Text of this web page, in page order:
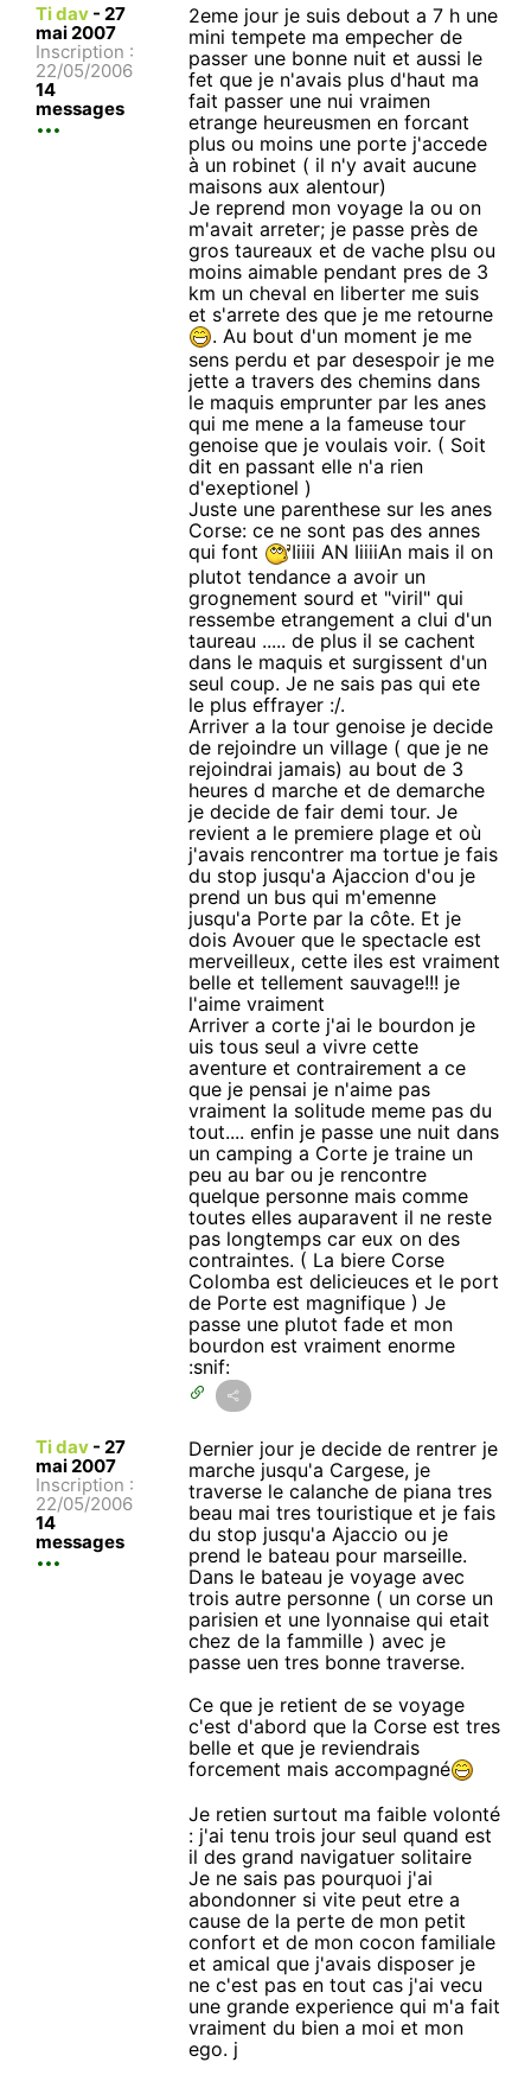
Ti dav - 27
mai 2007
Inscription :
22/05/2006
14
messages
2eme jour je suis debout a 7 h une
mini tempete ma empecher de
passer une bonne nuit et aussi le
fet que je n'avais plus d'haut ma
fait passer une nui vraimen
etrange heureusmen en forcant
plus ou moins une porte j'accede
à un robinet ( il n'y avait aucune
maisons aux alentour)
Je reprend mon voyage la ou on
m'avait arreter; je passe près de
gros taureaux et de vache plsu ou
moins aimable pendant pres de 3
km un cheval en liberter me suis
et s'arrete des que je me retourne
. Au bout d'un moment je me
sens perdu et par desespoir je me
jette a travers des chemins dans
le maquis emprunter par les anes
qui me mene a la fameuse tour
genoise que je voulais voir. ( Soit
dit en passant elle n'a rien
d'exeptionel )
Juste une parenthese sur les anes
Corse: ce ne sont pas des annes
qui font
Iiiii AN IiiiiAn mais il on
plutot tendance a avoir un
grognement sourd et "viril" qui
ressembe etrangement a clui d'un
taureau ..... de plus il se cachent
dans le maquis et surgissent d'un
seul coup. Je ne sais pas qui ete
le plus effrayer :/.
Arriver a la tour genoise je decide
de rejoindre un village ( que je ne
rejoindrai jamais) au bout de 3
heures d marche et de demarche
je decide de fair demi tour. Je
revient a le premiere plage et où
j'avais rencontrer ma tortue je fais
du stop jusqu'a Ajaccion d'ou je
prend un bus qui m'emenne
jusqu'a Porte par la côte. Et je
dois Avouer que le spectacle est
merveilleux, cette iles est vraiment
belle et tellement sauvage!!! je
l'aime vraiment
Arriver a corte j'ai le bourdon je
uis tous seul a vivre cette
aventure et contrairement a ce
que je pensai je n'aime pas
vraiment la solitude meme pas du
tout.... enfin je passe une nuit dans
un camping a Corte je traine un
peu au bar ou je rencontre
quelque personne mais comme
toutes elles auparavent il ne reste
pas longtemps car eux on des
contraintes. ( La biere Corse
Colomba est delicieuces et le port
de Porte est magnifique ) Je
passe une plutot fade et mon
bourdon est vraiment enorme
:snif:
Ti dav - 27
mai 2007
Inscription :
22/05/2006
14
messages
Dernier jour je decide de rentrer je
marche jusqu'a Cargese, je
traverse le calanche de piana tres
beau mai tres touristique et je fais
du stop jusqu'a Ajaccio ou je
prend le bateau pour marseille.
Dans le bateau je voyage avec
trois autre personne ( un corse un
parisien et une lyonnaise qui etait
chez de la fammille ) avec je
passe uen tres bonne traverse.
Ce que je retient de se voyage
c'est d'abord que la Corse est tres
belle et que je reviendrais
forcement mais accompagné
Je retien surtout ma faible volonté
: j'ai tenu trois jour seul quand est
il des grand navigatuer solitaire
Je ne sais pas pourquoi j'ai
abondonner si vite peut etre a
cause de la perte de mon petit
confort et de mon cocon familiale
et amical que j'avais disposer je
ne c'est pas en tout cas j'ai vecu
une grande experience qui m'a fait
vraiment du bien a moi et mon
ego. j